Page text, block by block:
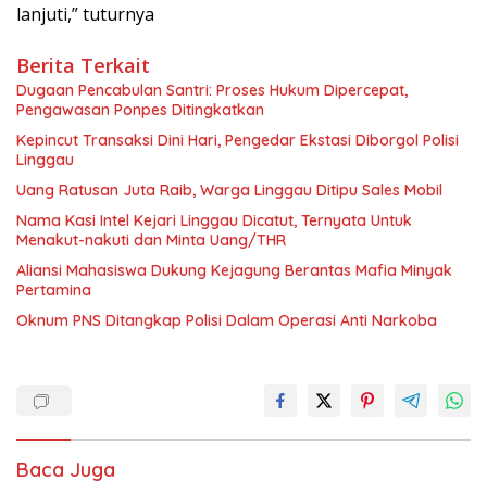
lanjuti,” tuturnya
Berita Terkait
Dugaan Pencabulan Santri: Proses Hukum Dipercepat,
Pengawasan Ponpes Ditingkatkan
Kepincut Transaksi Dini Hari, Pengedar Ekstasi Diborgol Polisi
Linggau
Uang Ratusan Juta Raib, Warga Linggau Ditipu Sales Mobil
Nama Kasi Intel Kejari Linggau Dicatut, Ternyata Untuk
Menakut-nakuti dan Minta Uang/THR
‎Aliansi Mahasiswa Dukung Kejagung Berantas Mafia Minyak
Pertamina
Oknum PNS Ditangkap Polisi Dalam Operasi Anti Narkoba
Baca Juga